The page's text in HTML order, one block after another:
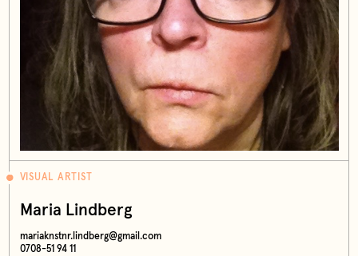
VISUAL ARTIST
Maria Lindberg
mariaknstnr.lindberg@gmail.com
0708-51 94 11